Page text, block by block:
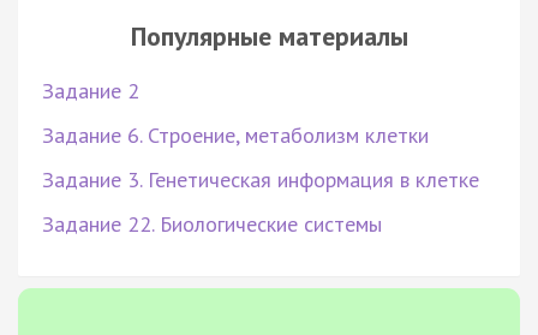
Популярные материалы
Задание 2
Задание 6. Строение, метаболизм клетки
Задание 3. Генетическая информация в клетке
Задание 22. Биологические системы